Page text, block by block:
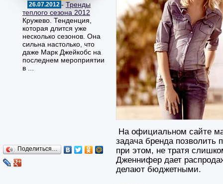
26.07.2012 - Тренды
теплого сезона 2012
Кружево. Тенденция,
которая длится уже
несколько сезонов. Она
сильна настолько, что
даже Марк Джейкобс на
последнем мероприятии
в ...
Поделиться…
На официальном сайте
задача бренда позволить
при этом, не тратя
Дженнифер дает
делают бюджетными.